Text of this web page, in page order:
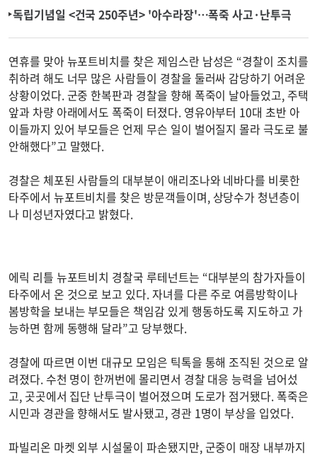
독립기념일 <건국 250주년> '아수라장'…폭죽 사고·난투극
연휴를 맞아 뉴포트비치를 찾은 제임스란 남성은 “경찰이 조치를
취하려 해도 너무 많은 사람들이 경찰을 둘러싸 감당하기 어려운
상황이었다. 군중 한복판과 경찰을 향해 폭죽이 날아들었고, 주택
앞과 차량 아래에서도 폭죽이 터졌다. 영유아부터 10대 초반 아
이들까지 있어 부모들은 언제 무슨 일이 벌어질지 몰라 극도로 불
안해했다”고 말했다.
경찰은 체포된 사람들의 대부분이 애리조나와 네바다를 비롯한
타주에서 뉴포트비치를 찾은 방문객들이며, 상당수가 청년층이
나 미성년자였다고 밝혔다.
에릭 리틀 뉴포트비치 경찰국 루테넌트는 “대부분의 참가자들이
타주에서 온 것으로 보고 있다. 자녀를 다른 주로 여름방학이나
봄방학을 보내는 부모들은 책임감 있게 행동하도록 지도하고 가
능하면 함께 동행해 달라”고 당부했다.
경찰에 따르면 이번 대규모 모임은 틱톡을 통해 조직된 것으로 알
려졌다. 수천 명이 한꺼번에 몰리면서 경찰 대응 능력을 넘어섰
고, 곳곳에서 집단 난투극이 벌어졌으며 도로가 점거됐다. 폭죽은
시민과 경관을 향해서도 발사됐고, 경관 1명이 부상을 입었다.
파빌리온 마켓 외부 시설물이 파손됐지만, 군중이 매장 내부까지